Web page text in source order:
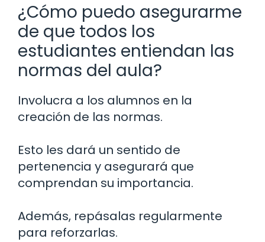
¿Cómo puedo asegurarme
de que todos los
estudiantes entiendan las
normas del aula?
Involucra a los alumnos en la
creación de las normas.
Esto les dará un sentido de
pertenencia y asegurará que
comprendan su importancia.
Además, repásalas regularmente
para reforzarlas.